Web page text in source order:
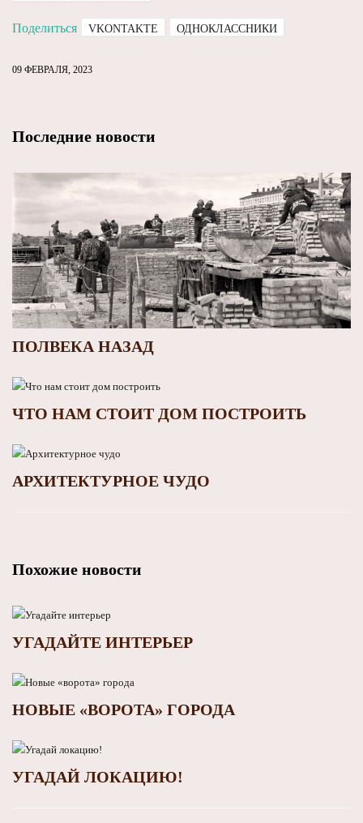
Поделиться VKONTAKTE ОДНОКЛАССНИКИ
09 ФЕВРАЛЯ, 2023
Последние новости
ПОЛВЕКА НАЗАД
ЧТО НАМ СТОИТ ДОМ ПОСТРОИТЬ
АРХИТЕКТУРНОЕ ЧУДО
Похожие новости
УГАДАЙТЕ ИНТЕРЬЕР
НОВЫЕ «ВОРОТА» ГОРОДА
УГАДАЙ ЛОКАЦИЮ!